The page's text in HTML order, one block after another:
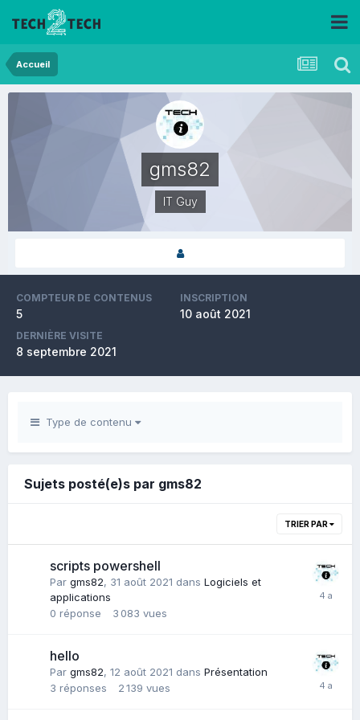
Accueil
gms82
IT Guy
COMPTEUR DE CONTENUS
5
INSCRIPTION
10 août 2021
DERNIÈRE VISITE
8 septembre 2021
Type de contenu
Sujets posté(e)s par gms82
TRIER PAR
scripts powershell
Par gms82, 31 août 2021 dans Logiciels et
applications
0 réponse 3 083 vues
hello
Par gms82, 12 août 2021 dans Présentation
3 réponses 2 139 vues